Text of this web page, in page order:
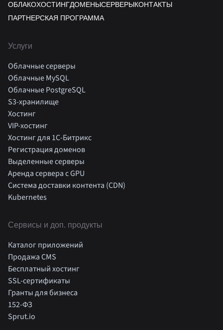
ОБЛАКОХОСТИНГДОМЕНЫСЕРВЕРЫКОНТАКТЫ
ПАРТНЕРСКАЯ ПРОГРАММА
Услуги
Облачные серверы
Облачные MySQL
Облачные PostgreSQL
S3-хранилище
Хостинг
VIP-хостинг
Хостинг для 1C-Битрикс
Регистрация доменов
Выделенные серверы
Аренда сервера с GPU
Система доставки контента (CDN)
Kubernetes
Cервисы и доп. продукты
Каталог приложений
Продажа CMS
Бесплатный хостинг
SSL-сертификаты
Гранты для бизнеса
152-ФЗ
Sprut.io